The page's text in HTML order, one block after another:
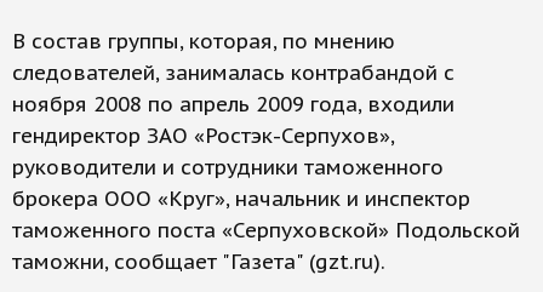
В состав группы, которая, по мнению
следователей, занималась контрабандой с
ноября 2008 по апрель 2009 года, входили
гендиректор ЗАО «Ростэк-Серпухов»,
руководители и сотрудники таможенного
брокера ООО «Круг», начальник и инспектор
таможенного поста «Серпуховской» Подольской
таможни, сообщает "Газета" (gzt.ru).